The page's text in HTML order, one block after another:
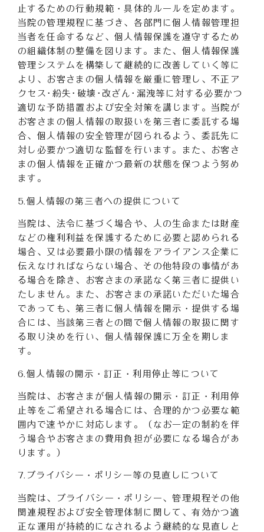
止するための行動規範・具体的ルールを定めます。
当院の管理規程に基づき、各部門に個人情報管理担
当者を任命するなど、個人情報保護を遵守するため
の組織体制の整備を図ります。また、個人情報保護
管理システムを構築して継続的に改善していく等に
より、お客さまの個人情報を厳重に管理し、不正ア
クセス･紛失･破壊･改ざん･漏洩等に対する必要かつ
適切な予防措置および安全対策を講じます。当院が
お客さまの個人情報の取扱いを第三者に委託する場
合、個人情報の安全管理が図られるよう、委託先に
対し必要かつ適切な監督を行います。また、お客さ
まの個人情報を正確かつ最新の状態を保つよう努め
ます。
5.個人情報の第三者への提供について
当院は、法令に基づく場合や、人の生命または財産
などの権利利益を保護するために必要と認められる
場合、又は必要最小限の情報をアライアンス企業に
伝えなければならない場合、その他特段の事情があ
る場合を除き、お客さまの承諾なく第三者に提供い
たしません。また、お客さまの承諾いただいた場合
であっても、第三者に個人情報を開示・提供する場
合には、当該第三者との間で個人情報の取扱に関す
る取り決めを行い、個人情報保護に万全を期しま
す。
6.個人情報の開示・訂正・利用停止等について
当院は、お客さまが個人情報の開示・訂正・利用停
止等をご希望される場合には、合理的かつ必要な範
囲内で速やかに対応します。（なお一定の制約を伴
う場合やお客さまの費用負担が必要になる場合があ
ります。）
7.プライバシー・ポリシー等の見直しについて
当院は、プライバシー・ポリシー、管理規程その他
関連規程および安全管理体制に関して、有効かつ適
正な運用が持続的になされるよう継続的な見直しと